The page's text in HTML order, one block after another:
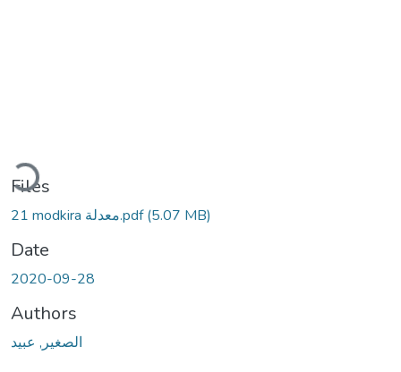
Files
21 modkira معدلة.pdf(5.07 MB)
Date
2020-09-28
Authors
الصغير, عبيد